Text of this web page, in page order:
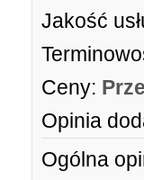
Jakość
Ceny:
Opinia
Ogólna